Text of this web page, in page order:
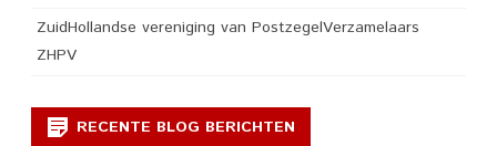
ZuidHollandse vereniging van PostzegelVerzamelaars
ZHPV
RECENTE BLOG BERICHTEN